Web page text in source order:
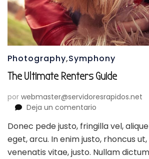
Photography,Symphony
The Ultimate Renters Guide
por webmaster@servidoresrapidos.net
Deja un comentario
Ultimate
Renters
Guide
Donec pede justo, fringilla vel,
eget, arcu. In enim justo, rhoncus
venenatis vitae, justo. Nullam